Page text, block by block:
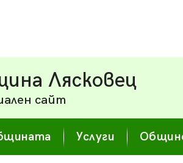
Лясковец
сайт
Услуги